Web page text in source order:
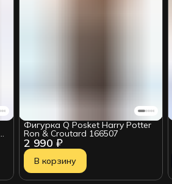
2 990 ₽
Фигурка Q Posket Harry Potter
Ron & Croutard 166507
В корзину